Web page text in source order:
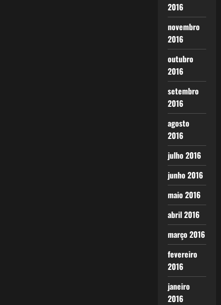
2016
novembro
2016
outubro
2016
setembro
2016
agosto
2016
julho 2016
junho 2016
maio 2016
abril 2016
março 2016
fevereiro
2016
janeiro
2016